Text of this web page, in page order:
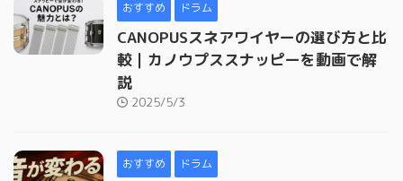
おすすめ ドラム
CANOPUSスネアワイヤーの選び方と比
較｜カノウプススナッピーを動画で解
説
2025/5/3
おすすめ ドラム